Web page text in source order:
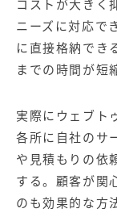
【店舗型ビジネス
マーケティングサ
サービス
広告プロモーシ
【クリニック向け
Web広告サービス
コストが大きく
ニーズに対応で
に直接格納でき
までの時間が短
実際にウェブト
各所に自社のサ
や見積もりの依
する。顧客が関
のも効果的な方